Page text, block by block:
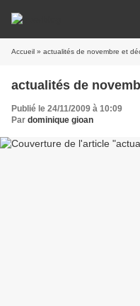
Accueil » actualités de novembre et
actualités de
Publié le 24/11/2009 à 10:09
Par dominique gioan